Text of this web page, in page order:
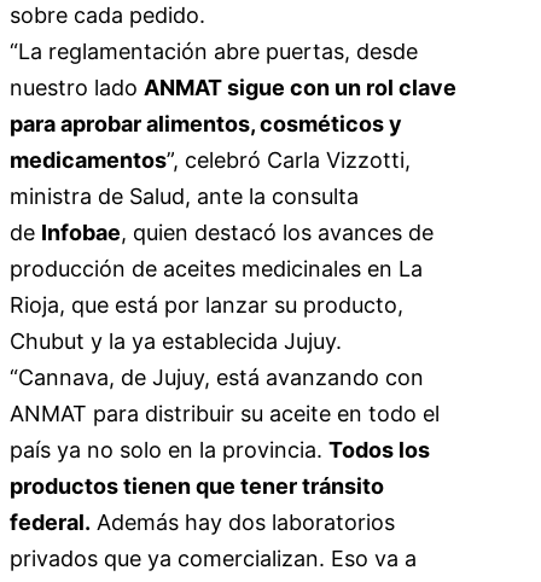
sobre cada pedido.
“La reglamentación abre puertas, desde
nuestro lado ANMAT sigue con un rol clave
para aprobar alimentos, cosméticos y
medicamentos”, celebró Carla Vizzotti,
ministra de Salud, ante la consulta
de Infobae, quien destacó los avances de
producción de aceites medicinales en La
Rioja, que está por lanzar su producto,
Chubut y la ya establecida Jujuy.
“Cannava, de Jujuy, está avanzando con
ANMAT para distribuir su aceite en todo el
país ya no solo en la provincia. Todos los
productos tienen que tener tránsito
federal. Además hay dos laboratorios
privados que ya comercializan. Eso va a